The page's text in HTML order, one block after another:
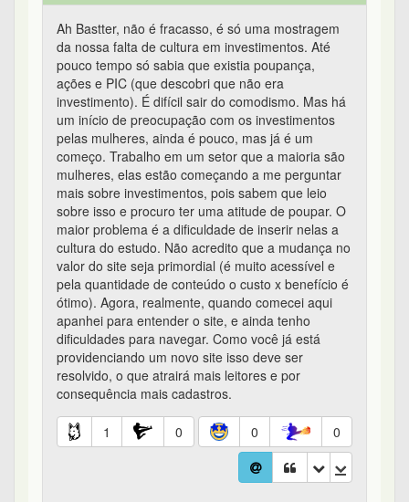
Ah Bastter, não é fracasso, é só uma mostragem
da nossa falta de cultura em investimentos. Até
pouco tempo só sabia que existia poupança,
ações e PIC (que descobri que não era
investimento). É difícil sair do comodismo. Mas há
um início de preocupação com os investimentos
pelas mulheres, ainda é pouco, mas já é um
começo. Trabalho em um setor que a maioria são
mulheres, elas estão começando a me perguntar
mais sobre investimentos, pois sabem que leio
sobre isso e procuro ter uma atitude de poupar. O
maior problema é a dificuldade de inserir nelas a
cultura do estudo. Não acredito que a mudança no
valor do site seja primordial (é muito acessível e
pela quantidade de conteúdo o custo x benefício é
ótimo). Agora, realmente, quando comecei aqui
apanhei para entender o site, e ainda tenho
dificuldades para navegar. Como você já está
providenciando um novo site isso deve ser
resolvido, o que atrairá mais leitores e por
consequência mais cadastros.
1 0 0 0